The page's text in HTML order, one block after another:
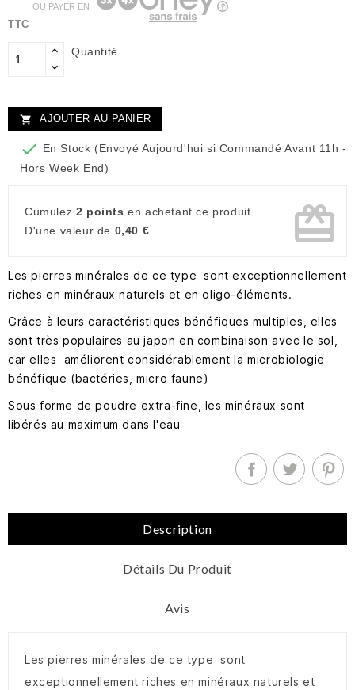
TTC
OU PAYER EN
Quantité
 AJOUTER AU PANIER
 En Stock (Envoyé Aujourd'hui si Commandé Avant 11h -
Hors Week End)
Cumulez 2 points en achetant ce produit
D'une valeur de 0,40 € card_giftcard
Les pierres minérales de ce type sont exceptionnellement
riches en minéraux naturels et en oligo-éléments.
Grâce à leurs caractéristiques bénéfiques multiples, elles
sont très populaires au japon en combinaison avec le sol,
car elles améliorent considérablement la microbiologie
bénéfique (bactéries, micro faune)
Sous forme de poudre extra-fine, les minéraux sont
libérés au maximum dans l'eau
Description
Détails Du Produit
Avis
Les pierres minérales de ce type sont
exceptionnellement riches en minéraux naturels et